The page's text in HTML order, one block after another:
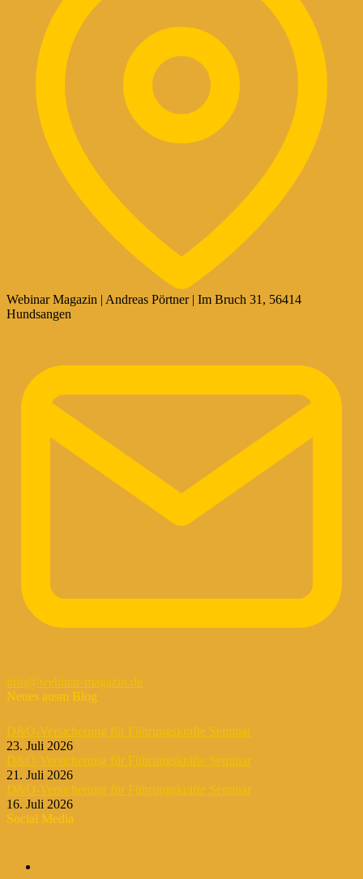
Webinar Magazin | Andreas Pörtner | Im Bruch 31, 56414
Hundsangen
info@webinar-magazin.de
Neues ausm Blog
D&O-Versicherung für Führungskräfte Seminar
23. Juli 2026
D&O-Versicherung für Führungskräfte Seminar
21. Juli 2026
D&O-Versicherung für Führungskräfte Seminar
16. Juli 2026
Social Media